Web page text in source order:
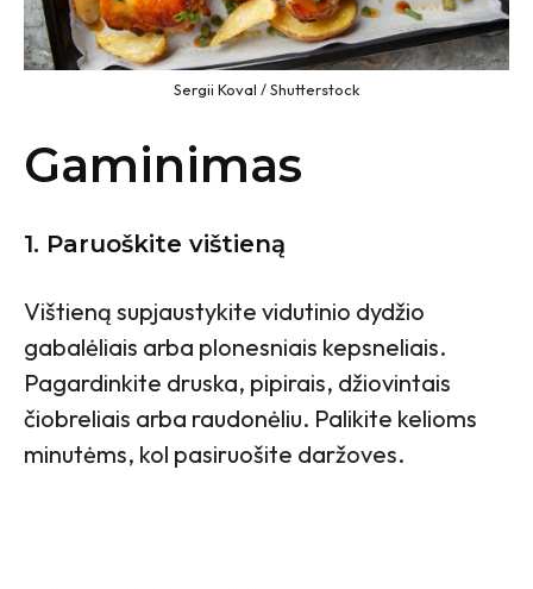
Sergii Koval / Shutterstock
Gaminimas
1. Paruoškite vištieną
Vištieną supjaustykite vidutinio dydžio
gabalėliais arba plonesniais kepsneliais.
Pagardinkite druska, pipirais, džiovintais
čiobreliais arba raudonėliu. Palikite kelioms
minutėms, kol pasiruošite daržoves.